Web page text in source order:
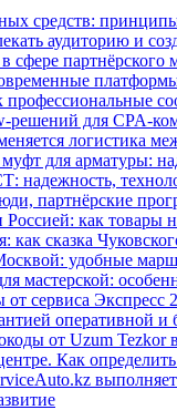
средств:
аудиторию и
в сфере
профессиональные
для CPA-
логистика
для арматуры:
партнёрские
как товары
сказка
удобные
мастерской:
сервиса Экспресс
оперативной и
от Uzum Tezkor
Как